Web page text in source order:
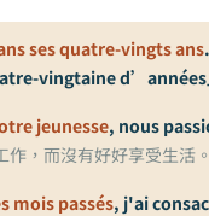
ses quatre-vingts ans.
vingtaine d’années
jeunesse, nous
作，而沒有好好享受生活。
mois passés, j'ai